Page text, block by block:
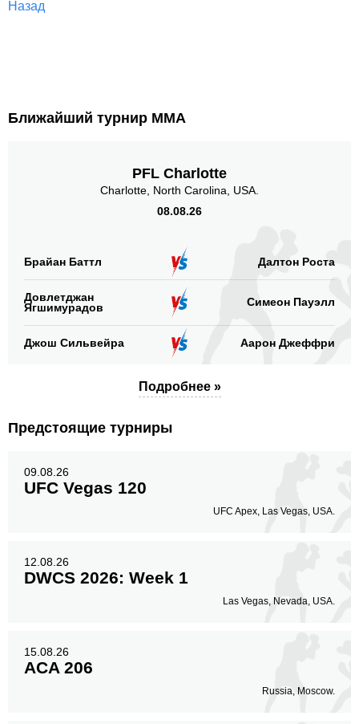
Назад
Ближайший турнир ММА
PFL Charlotte
Charlotte, North Carolina, USA.
08.08.26
Брайан Баттл Далтон Роста
Довлетджан
Ягшимурадов
Симеон Пауэлл
Джош Сильвейра Аарон Джеффри
Подробнее »
Предстоящие турниры
09.08.26
UFC Vegas 120
UFC Apex, Las Vegas, USA.
12.08.26
DWCS 2026: Week 1
Las Vegas, Nevada, USA.
15.08.26
ACA 206
Russia, Moscow.